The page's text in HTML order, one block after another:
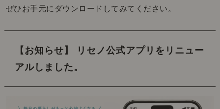
ぜひお手元にダウンロードしてみてください。
【お知らせ】 リセノ公式アプリをリニュー
アルしました。